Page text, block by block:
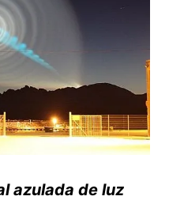
azulada de luz